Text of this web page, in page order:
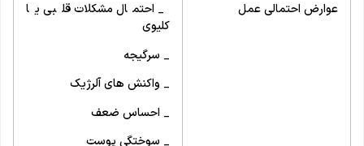
عوارض احتمالی عمل
_ احتمال مشکلات قلبی یا
کلیوی
_ سرگیجه
_ واکنش های آلرژیک
_ احساس ضعف
_ سوختگی پوست